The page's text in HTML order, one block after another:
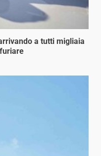
a tutti migliaia